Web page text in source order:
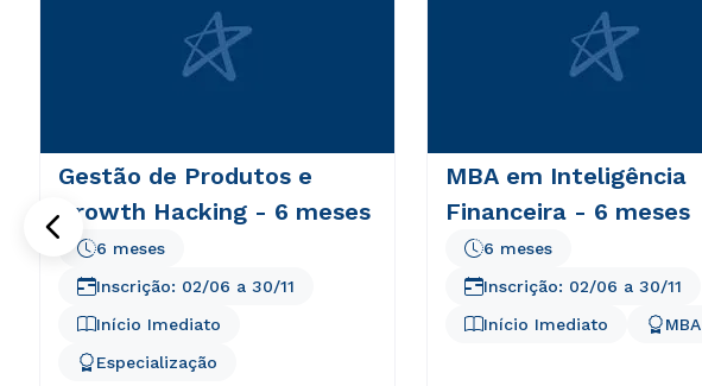
Gestão de Produtos e
Growth Hacking - 6 meses
Início Imediato
6 meses
Especialização
Inscrição: 02/06 a 30/11
MBA em Inteligência
Financeira - 6 meses
Início Imediato
6 meses
MBA
Inscrição: 02/06 a 30/11